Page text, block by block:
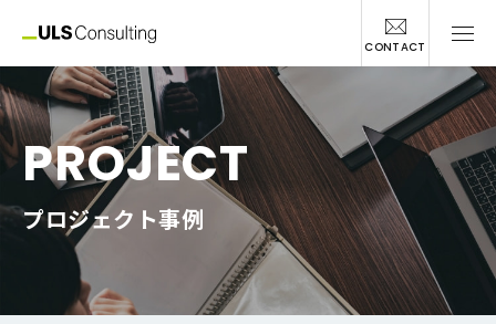
CONTACT
PROJECT
プロジェクト事例